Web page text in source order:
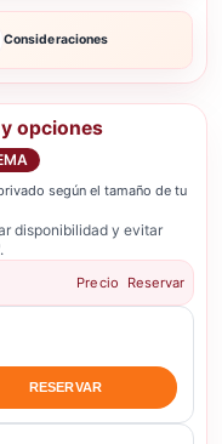
Consideraciones
opciones
según el tamaño de tu
disponibilidad y evitar
Precio Reservar
RESERVAR